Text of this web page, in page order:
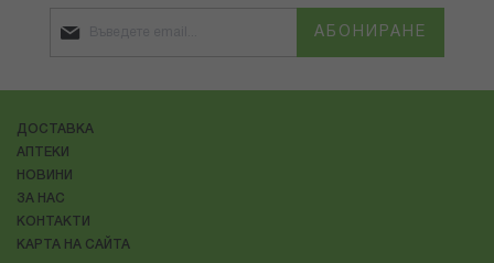
АБОНИРАНЕ
ДОСТАВКА
АПТЕКИ
НОВИНИ
ЗА НАС
КОНТАКТИ
КАРТА НА САЙТА